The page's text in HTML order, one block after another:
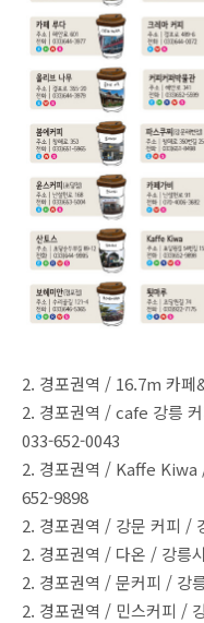
2. 경포권역 / 16.7m 카
2. 경포권역 / cafe 강릉
033-652-0043
2. 경포권역 / Kaffe Kiwa
652-9898
2. 경포권역 / 강문 커피 /
2. 경포권역 / 다온 / 강릉
2. 경포권역 / 문커피 / 강
2. 경포권역 / 민스커피 /